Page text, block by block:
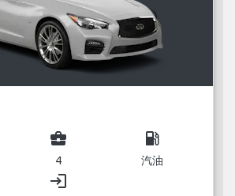
business_center
4
local_gas_station
汽油
login